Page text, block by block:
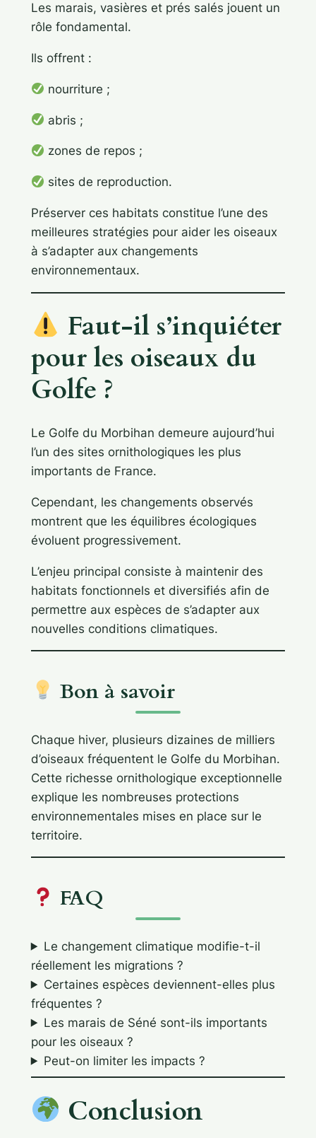
Les marais, vasières et prés salés jouent un
rôle fondamental.
Ils offrent :
nourriture ;
abris ;
zones de repos ;
sites de reproduction.
Préserver ces habitats constitue l’une des
meilleures stratégies pour aider les oiseaux
à s’adapter aux changements
environnementaux.
Faut-il s’inquiéter
pour les oiseaux du
Golfe ?
Le Golfe du Morbihan demeure aujourd’hui
l’un des sites ornithologiques les plus
importants de France.
Cependant, les changements observés
montrent que les équilibres écologiques
évoluent progressivement.
L’enjeu principal consiste à maintenir des
habitats fonctionnels et diversifiés afin de
permettre aux espèces de s’adapter aux
nouvelles conditions climatiques.
Bon à savoir
Chaque hiver, plusieurs dizaines de milliers
d’oiseaux fréquentent le Golfe du Morbihan.
Cette richesse ornithologique exceptionnelle
explique les nombreuses protections
environnementales mises en place sur le
territoire.
FAQ
Le changement climatique modifie-t-il
réellement les migrations ?
Certaines espèces deviennent-elles plus
fréquentes ?
Les marais de Séné sont-ils importants
pour les oiseaux ?
Peut-on limiter les impacts ?
Conclusion